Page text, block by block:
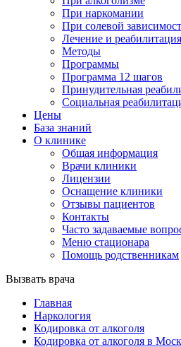
При наркомании
При солевой
Лечение и реабилитация
Методы
Программы
Программа 12 шагов
Принудительная
Социальная
Цены
База знаний
О клинике
Общая информация
Врачи клиники
Лицензии
Оснащение клиники
Отзывы пациентов
Контакты
Часто задаваемые
Меню стационара
Помощь родственникам
Вызвать врача
Главная
Наркология
Кодировка от алкоголя
Кодировка от алкоголя в